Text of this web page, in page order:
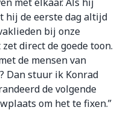
hij de eerste dag altijd
bij onze
direct de goede toon.
de mensen van
Dan stuur ik Konrad
de volgende
om het te fixen.”